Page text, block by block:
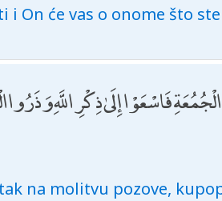
On će vas o onome što
الْجُمُعَةِ فَاسْعَوْا إِلَىٰ ذِكْرِ اللَّهِ
na molitvu pozove,